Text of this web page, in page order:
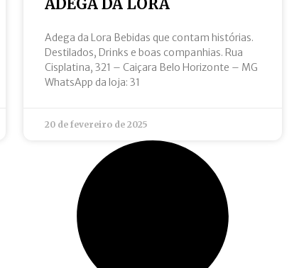
Adega da Lora Bebidas que contam histórias.
Destilados, Drinks e boas companhias. Rua
Cisplatina, 321 – Caiçara Belo Horizonte – MG
WhatsApp da loja: 31
20 de fevereiro de 2025